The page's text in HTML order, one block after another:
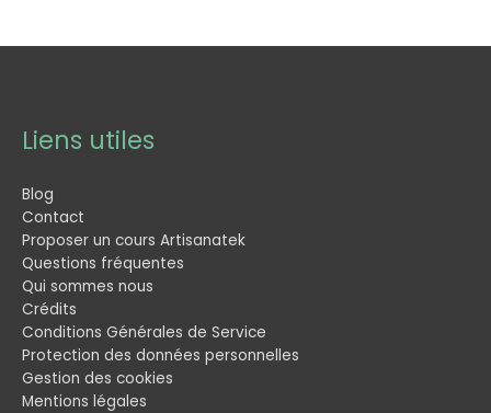
Liens utiles
Blog
Contact
Proposer un cours Artisanatek
Questions fréquentes
Qui sommes nous
Crédits
Conditions Générales de Service
Protection des données personnelles
Gestion des cookies
Mentions légales